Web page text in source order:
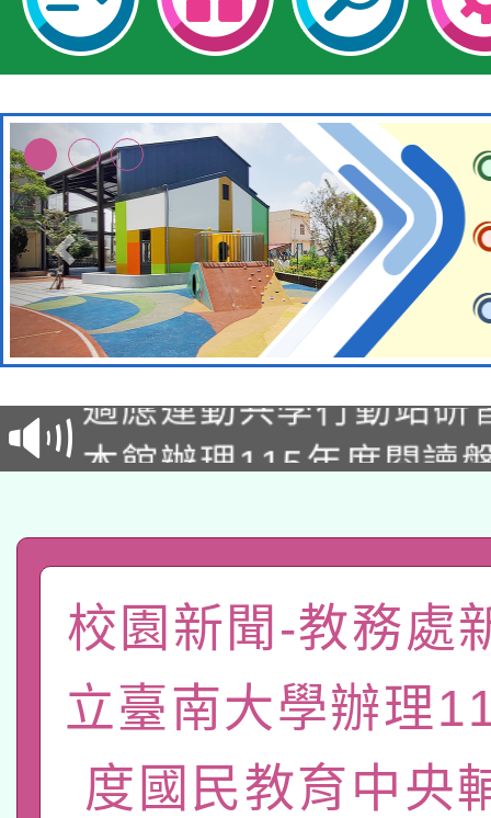
本校115學年度第2次
招甄選結果公告(無人
招)
本館辦理115年度閱讀
礎課程
A3數位素養講師名單
「數位內容與教學軟體
pilot」
有關大陸委員會函釋公
薪期間赴陸應申請許可
轉知經濟部水利署委託
業技術研究院辦理「
115年8月22日(星期六
校園新聞-教務處
立臺南大學辦理
度國民教育中央